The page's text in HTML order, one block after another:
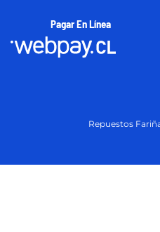
Pagar En Línea
Repuestos